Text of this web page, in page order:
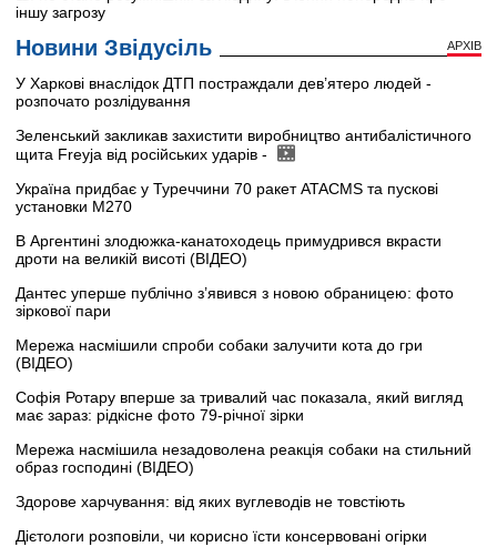
іншу загрозу
Новини Звідусіль АРХІВ
У Харкові внаслідок ДТП постраждали дев’ятеро людей -
розпочато розлідування
Зеленський закликав захистити виробництво антибалістичного
щита Freyja від російських ударів -
Україна придбає у Туреччини 70 ракет ATACMS та пускові
установки M270
В Аргентині злодюжка-канатоходець примудрився вкрасти
дроти на великій висоті (ВІДЕО)
Дантес уперше публічно з’явився з новою обраницею: фото
зіркової пари
Мережа насмішили спроби собаки залучити кота до гри
(ВІДЕО)
Софія Ротару вперше за тривалий час показала, який вигляд
має зараз: рідкісне фото 79-річної зірки
Мережа насмішила незадоволена реакція собаки на стильний
образ господині (ВІДЕО)
Здорове харчування: від яких вуглеводів не товстіють
Дієтологи розповіли, чи корисно їсти консервовані огірки